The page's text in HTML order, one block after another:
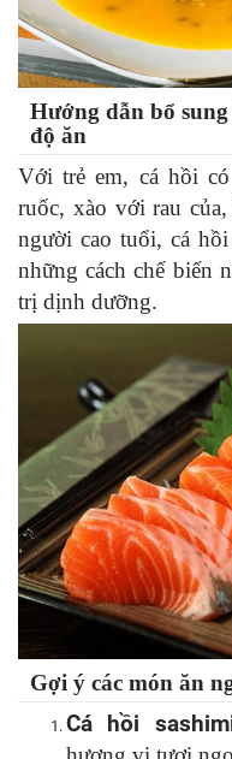
Hướng dẫn bổ
độ ăn
Với trẻ em, cá hồi
ruốc, xào với rau
người cao tuổi, cá
những cách chế biến
trị dịnh dưỡng.
Gợi ý các món ăn
Cá hồi